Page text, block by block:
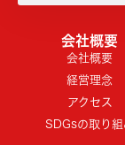
会社概要
会社概要
経営理念
アクセス
SDGsの取り組